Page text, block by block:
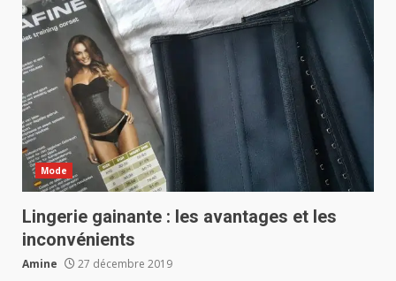
Mode
Lingerie gainante : les avantages et les
inconvénients
Amine 27 décembre 2019